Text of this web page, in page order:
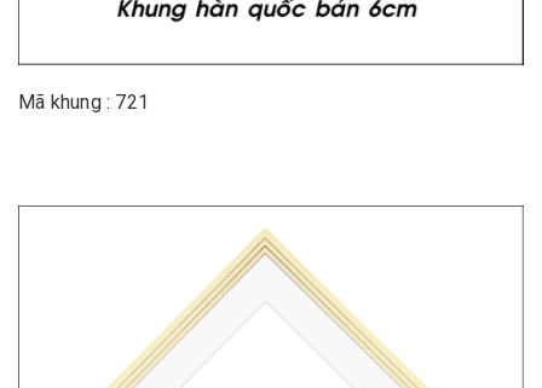
Mã khung : 721